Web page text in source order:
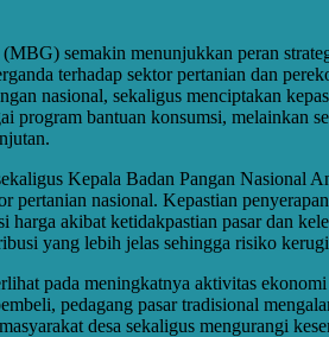
semakin menunjukkan peran
terhadap sektor pertanian dan
nasional, sekaligus menciptakan
program bantuan konsumsi, melainkan
Kepala Badan Pangan
pertanian nasional. Kepastian
harga akibat ketidakpastian pasar dan
yang lebih jelas sehingga risiko
pada meningkatnya aktivitas
pedagang pasar tradisional
desa sekaligus mengurangi